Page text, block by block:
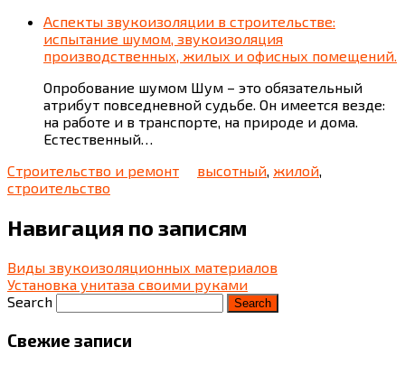
Аспекты звукоизоляции в строительстве:
испытание шумом, звукоизоляция
производственных, жилых и офисных помещений.
Опробование шумом Шум – это обязательный
атрибут повседневной судьбе. Он имеется везде:
на работе и в транспорте, на природе и дома.
Естественный…
Строительство и ремонт
высотный, жилой,
строительство
Навигация по записям
Виды звукоизоляционных материалов
Установка унитаза своими руками
Search
Свежие записи